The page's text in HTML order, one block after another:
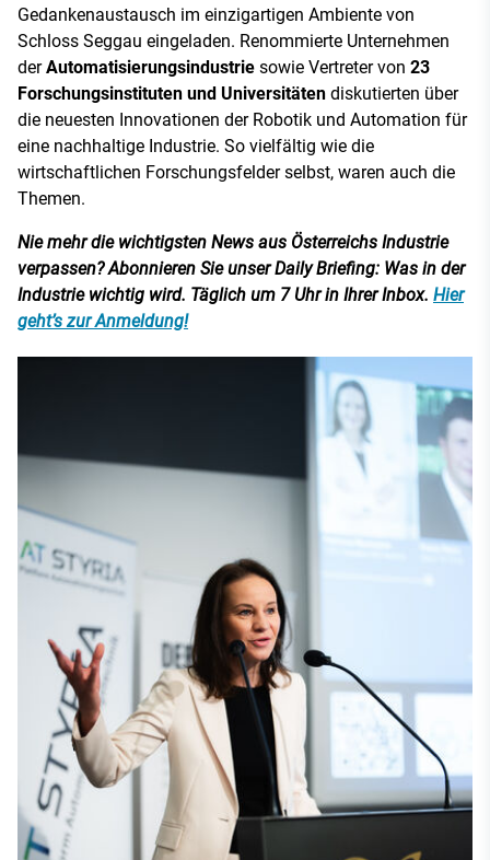
Gedankenaustausch im einzigartigen Ambiente von
Schloss Seggau eingeladen. Renommierte Unternehmen
derAutomatisierungsindustrie sowie Vertreter von 23
Forschungsinstituten und Universitäten diskutierten über
die neuesten Innovationen der Robotik und Automation für
eine nachhaltige Industrie. So vielfältig wie die
wirtschaftlichen Forschungsfelder selbst, waren auch die
Themen.
Nie mehr die wichtigsten News aus Österreichs Industrie
verpassen? Abonnieren Sie unser Daily Briefing: Was in der
Industrie wichtig wird. Täglich um 7 Uhr in Ihrer Inbox. Hier
geht’s zur Anmeldung!